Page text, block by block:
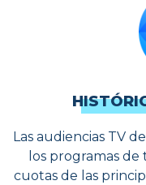
Las audiencias TV
los programas de
cuotas de las